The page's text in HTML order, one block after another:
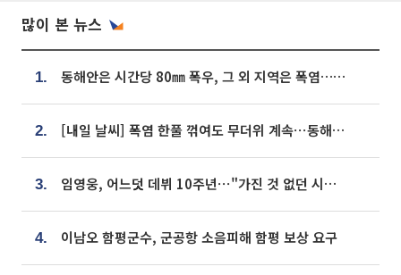
많이 본 뉴스
1. 동해안은 시간당 80㎜ 폭우, 그 외 지역은 폭염…‘극과 극 날씨’
2. [내일 날씨] 폭염 한풀 꺾여도 무더위 계속⋯동해안 이틀 연속 비
3. 임영웅, 어느덧 데뷔 10주년⋯"가진 것 없던 시절, 내 앞엔 20명의 팬뿐"
4. 이남오 함평군수, 군공항 소음피해 함평 보상 요구